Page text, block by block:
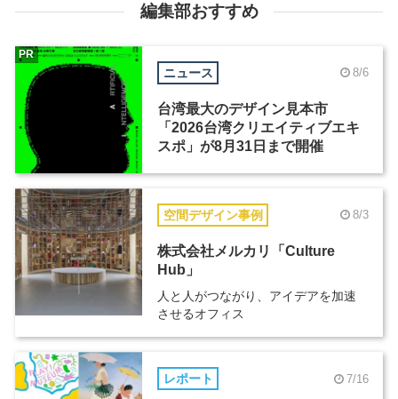
編集部おすすめ
ニュース 8/6
台湾最大のデザイン見本市
「2026台湾クリエイティブエキ
スポ」が8月31日まで開催
PR
空間デザイン事例 8/3
株式会社メルカリ「Culture
Hub」
人と人がつながり、アイデアを加速
させるオフィス
レポート 7/16